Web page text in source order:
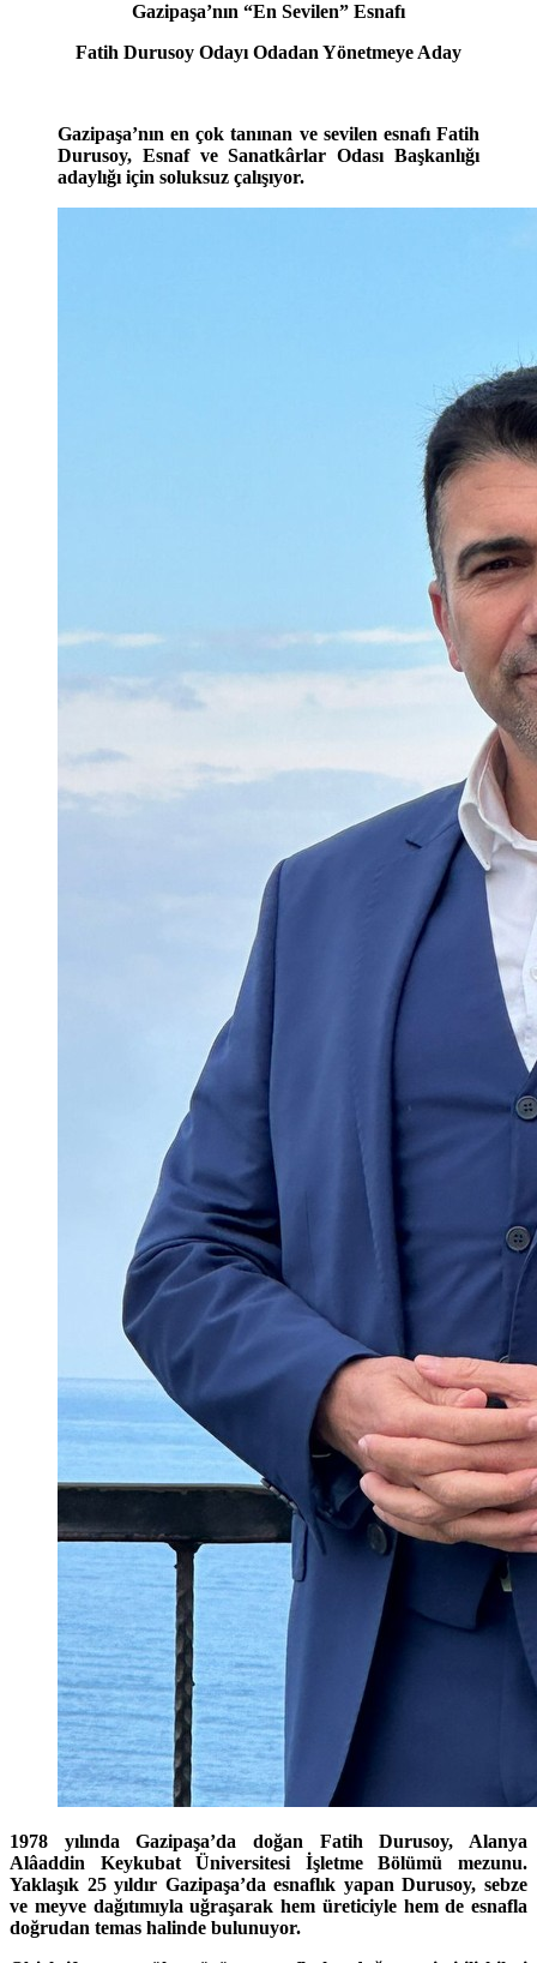
Gazipaşa’nın “En Sevilen” Esnafı
Fatih Durusoy Odayı Odadan Yönetmeye Aday
Gazipaşa’nın en çok tanınan ve sevilen esnafı Fatih
Durusoy, Esnaf ve Sanatkârlar Odası Başkanlığı
adaylığı için soluksuz çalışıyor.
1978 yılında Gazipaşa’da doğan Fatih Durusoy, Alanya
Alâaddin Keykubat Üniversitesi İşletme Bölümü mezunu.
Yaklaşık 25 yıldır Gazipaşa’da esnaflık yapan Durusoy, sebze
ve meyve dağıtımıyla uğraşarak hem üreticiyle hem de esnafla
doğrudan temas halinde bulunuyor.